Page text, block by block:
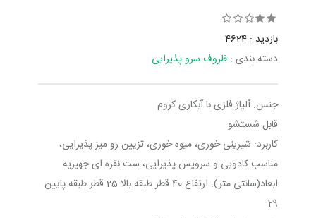
بازدید : 4624
دسته بندی : ظروف سرو پذیرایی
جنس: آلیاژ فلزی با آبکاری کروم
قابل شستشو
کاربرد: شیرینی خوری، میوه خوری، تزیین رو میز پذیرایی،
مناسب کادویی و سرویس پذیرایی، ست نقره ای جهیزیه
ابعاد(سانتی متر): ارتفاع 40 قطر طبقه بالا 25 قطر طبقه پایین
29